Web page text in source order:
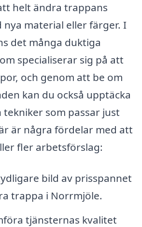
helt ändra trappans
nya material eller färger. I
det många duktiga
specialiserar sig på att
och genom att be om
kan du också upptäcka
tekniker som passar just
är några fördelar med att
fler arbetsförslag:
bild av prisspannet
trappa i Norrmjöle.
tjänsternas kvalitet